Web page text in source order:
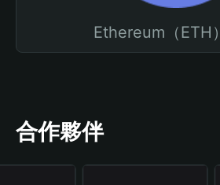
Ethereum（ETH
合作夥伴